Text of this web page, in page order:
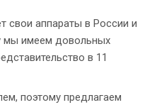
свои аппараты в России и
мы имеем довольных
в 11
поэтому предлагаем